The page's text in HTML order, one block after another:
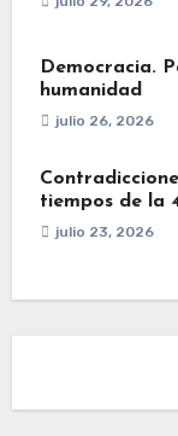
Democracia.
humanidad
julio 26, 2026
tiempos de la
julio 23, 2026